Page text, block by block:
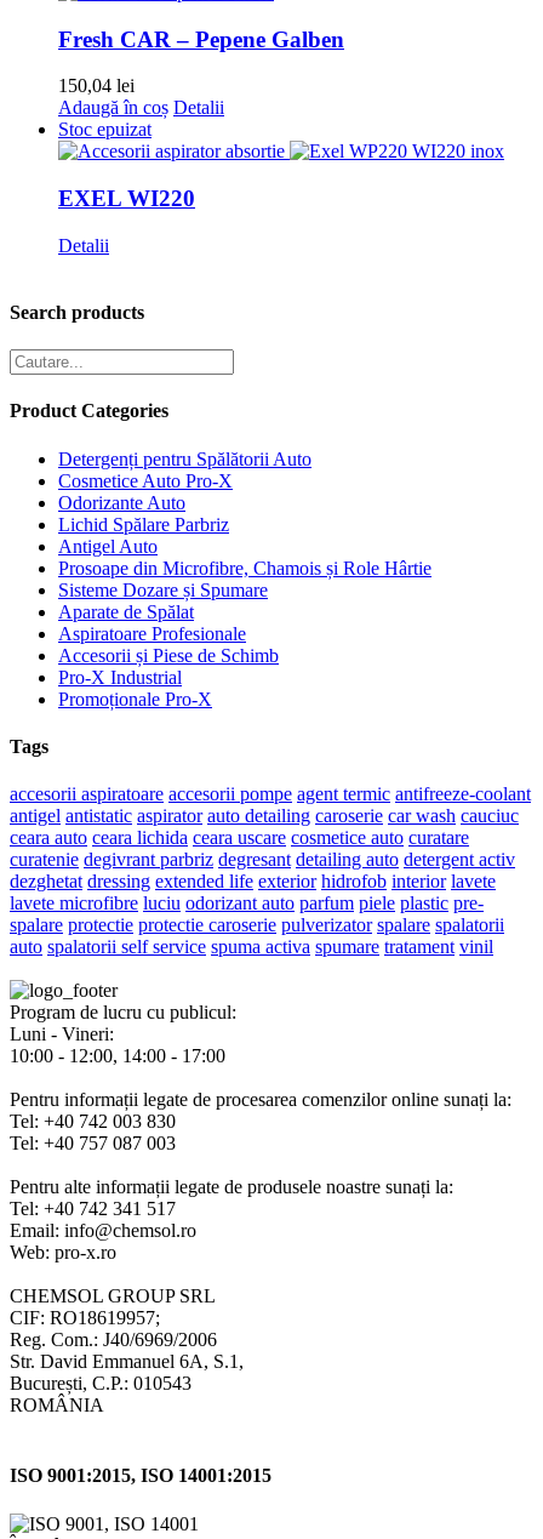
Fresh CAR – Pepene Galben
150,04 lei
Adaugă în coș Detalii
Stoc epuizat
EXEL WI220
Detalii
Search products
Product Categories
Detergenți pentru Spălătorii Auto
Cosmetice Auto Pro-X
Odorizante Auto
Lichid Spălare Parbriz
Antigel Auto
Prosoape din Microfibre, Chamois și Role Hârtie
Sisteme Dozare și Spumare
Aparate de Spălat
Aspiratoare Profesionale
Accesorii și Piese de Schimb
Pro-X Industrial
Promoționale Pro-X
Tags
accesorii aspiratoare accesorii pompe agent termic antifreeze-coolant
antigel antistatic aspirator auto detailing caroserie car wash cauciuc
ceara auto ceara lichida ceara uscare cosmetice auto curatare
curatenie degivrant parbriz degresant detailing auto detergent activ
dezghetat dressing extended life exterior hidrofob interior lavete
lavete microfibre luciu odorizant auto parfum piele plastic pre-
spalare protectie protectie caroserie pulverizator spalare spalatorii
auto spalatorii self service spuma activa spumare tratament vinil
Program de lucru cu publicul:
Luni - Vineri:
10:00 - 12:00, 14:00 - 17:00
Pentru informații legate de procesarea comenzilor online sunați la:
Tel: +40 742 003 830
Tel: +40 757 087 003
Pentru alte informații legate de produsele noastre sunați la:
Tel: +40 742 341 517
Email: info@chemsol.ro
Web: pro-x.ro
CHEMSOL GROUP SRL
CIF: RO18619957;
Reg. Com.: J40/6969/2006
Str. David Emmanuel 6A, S.1,
București, C.P.: 010543
ROMÂNIA
ISO 9001:2015, ISO 14001:2015